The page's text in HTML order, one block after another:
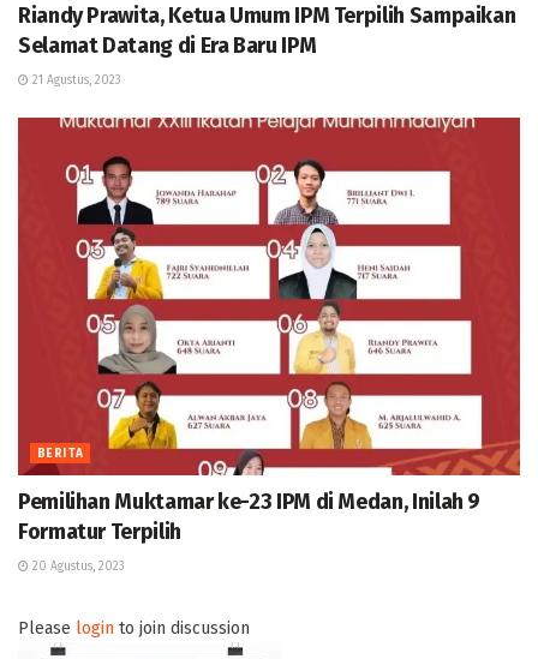
Riandy Prawita, Ketua Umum IPM Terpilih Sampaikan
Selamat Datang di Era Baru IPM
21 Agustus, 2023
BERITA
Pemilihan Muktamar ke-23 IPM di Medan, Inilah 9
Formatur Terpilih
20 Agustus, 2023
Please login to join discussion